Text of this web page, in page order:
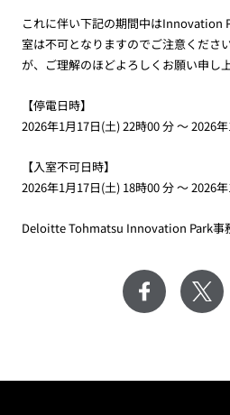
これに伴い下記の期間中はInnovation
室は不可となりますのでご注意くださ
が、ご理解のほどよろしくお願い申し上
【停電日時】
2026年1月17日(土) 22時00分 ～2026年
【入室不可日時】
2026年1月17日(土) 18時00分 ～2026年
Deloitte Tohmatsu Innovation Park事